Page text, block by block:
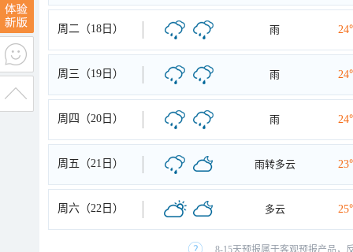
周二（18日） 雨
周三（19日） 雨
周四（20日） 雨
周五（21日） 雨转多云
周六（22日） 多云
8-15天预报属于客观预报产品，